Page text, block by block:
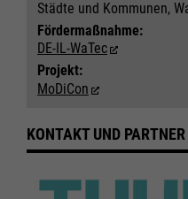
Städte und Kommunen,
Fördermaßnahme:
DE-IL-WaTec
Projekt:
MoDiCon
KONTAKT UND PARTNER
Notwendig
Notwendig